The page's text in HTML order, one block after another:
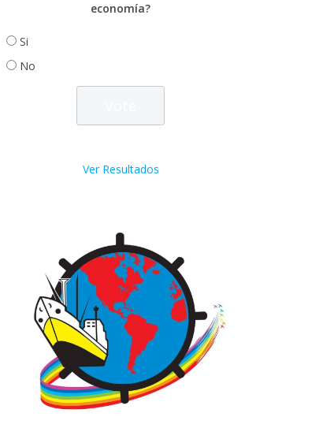
economía?
Si
No
Ver Resultados